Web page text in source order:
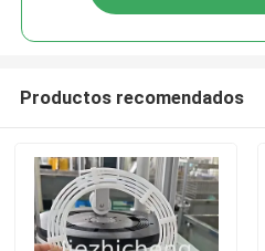
Productos recomendados